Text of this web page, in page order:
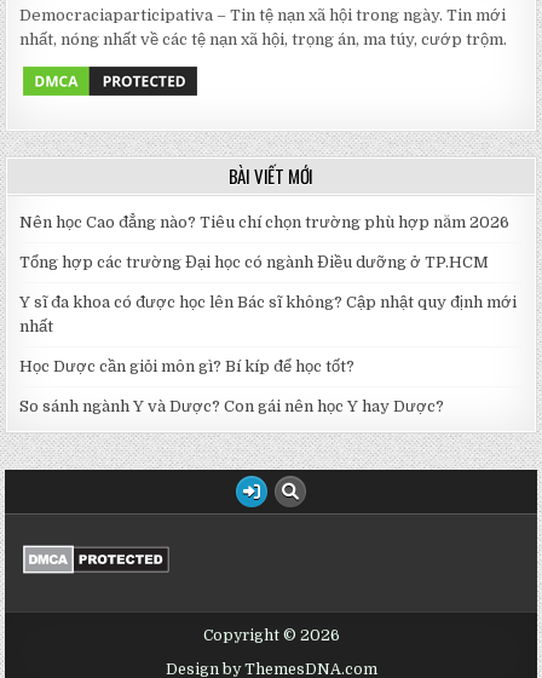
Democraciaparticipativa – Tin tệ nạn xã hội trong ngày. Tin mới
nhất, nóng nhất về các tệ nạn xã hội, trọng án, ma túy, cướp trộm.
BÀI VIẾT MỚI
Nên học Cao đẳng nào? Tiêu chí chọn trường phù hợp năm 2026
Tổng hợp các trường Đại học có ngành Điều dưỡng ở TP.HCM
Y sĩ đa khoa có được học lên Bác sĩ không? Cập nhật quy định mới
nhất
Học Dược cần giỏi môn gì? Bí kíp để học tốt?
So sánh ngành Y và Dược? Con gái nên học Y hay Dược?
Copyright © 2026
Design by ThemesDNA.com